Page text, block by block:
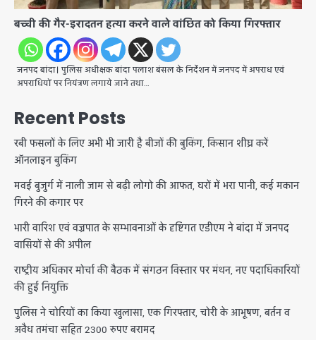
बच्ची की गैर-इरादतन हत्या करने वाले वांछित को किया गिरफ्तार
जनपद बांदा। पुलिस अधीक्षक बांदा पलाश बंसल के निर्देशन में जनपद में अपराध एवं
अपराधियों पर नियंत्रण लगाये जाने तथा…
Recent Posts
रबी फसलों के लिए अभी भी जारी है बीजों की बुकिंग, किसान शीघ्र करें
ऑनलाइन बुकिंग
मवई बुजुर्ग में नाली जाम से बढ़ी लोगो की आफत, घरों में भरा पानी, कई मकान
गिरने की कगार पर
भारी वारिश एवं वज्रपात के सम्भावनाओं के दृष्टिगत एडीएम ने बांदा में जनपद
वासियों से की अपील
राष्ट्रीय अधिकार मोर्चा की बैठक में संगठन विस्तार पर मंथन, नए पदाधिकारियों
की हुई नियुक्ति
पुलिस ने चोरियों का किया खुलासा, एक गिरफ्तार, चोरी के आभूषण, बर्तन व
अवैध तमंचा सहित 2300 रुपए बरामद